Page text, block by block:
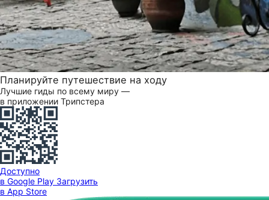
Планируйте путешествие на ходу
Лучшие гиды по всему миру —
в приложении Трипстера
Доступно
в Google Play Загрузить
в App Store